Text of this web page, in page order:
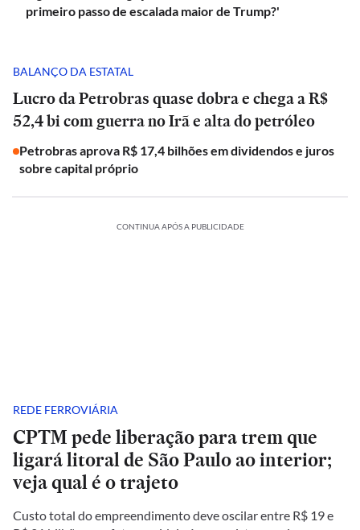
primeiro passo de escalada maior de Trump?'
BALANÇO DA ESTATAL
Lucro da Petrobras quase dobra e chega a R$
52,4 bi com guerra no Irã e alta do petróleo
Petrobras aprova R$ 17,4 bilhões em dividendos e juros
sobre capital próprio
CONTINUA APÓS A PUBLICIDADE
REDE FERROVIÁRIA
CPTM pede liberação para trem que
ligará litoral de São Paulo ao interior;
veja qual é o trajeto
Custo total do empreendimento deve oscilar entre R$ 19 e